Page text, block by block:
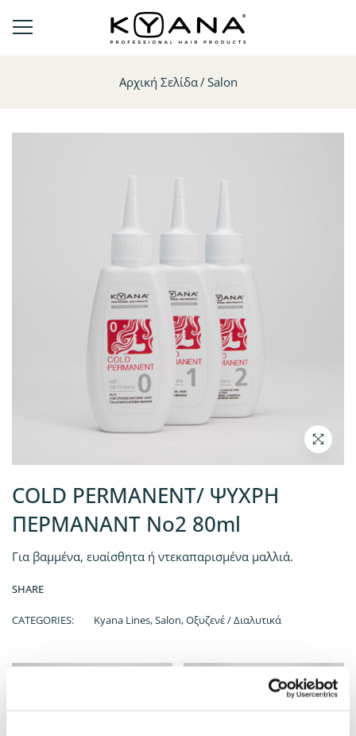
Αρχική Σελίδα Salon
COLD PERMANENT/ ΨΥΧΡΗ
ΠΕΡΜΑΝΑΝΤ Νο2 80ml
Για βαμμένα, ευαίσθητα ή ντεκαπαρισμένα μαλλιά.
SHARE
CATEGORIES: Kyana Lines,Salon,Οξυζενέ / Διαλυτικά